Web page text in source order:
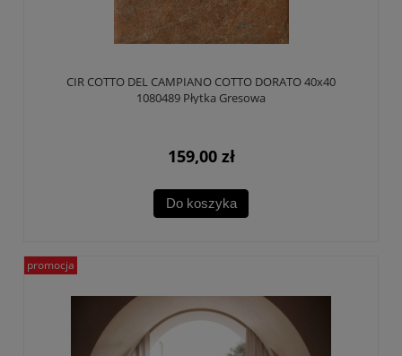
CIR COTTO DEL CAMPIANO COTTO DORATO 40x40
1080489 Płytka Gresowa
159,00 zł
Do koszyka
promocja